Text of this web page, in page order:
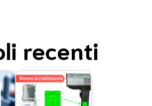
recenti